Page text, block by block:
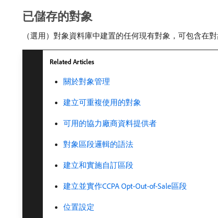
已儲存的對象
（選用）對象資料庫中建置的任何現有對象，可包含在對
Related Articles
關於對象管理
建立可重複使用的對象
可用的協力廠商資料提供者
對象區段邏輯的語法
建立和實施自訂區段
建立並實作CCPA Opt-Out-of-Sale區段
位置設定